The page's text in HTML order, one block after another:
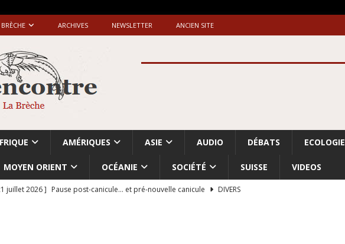
ARCHIVES NEWSLETTER ANCIEN SITE
AMÉRIQUES ASIE AUDIO DÉBATS ECOLOGIE
MOYEN ORIENT OCÉANIE SOCIÉTÉ SUISSE VIDEOS
juillet 2026 ] Pause post-canicule… et pré-nouvelle canicule
DIVERS
juillet 2026 ]